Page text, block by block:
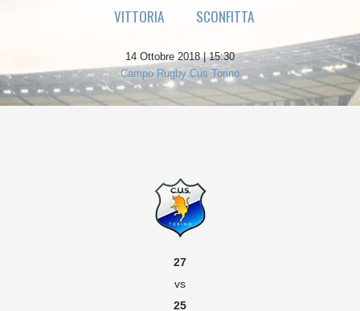
VITTORIA SCONFITTA
14 Ottobre 2018 | 15:30
Campo Rugby Cus Torino
27
vs
25